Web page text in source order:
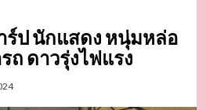
ร์ป นักแสดง หนุ่มหล่อ
ถ ดาวรุ่งไฟแรง